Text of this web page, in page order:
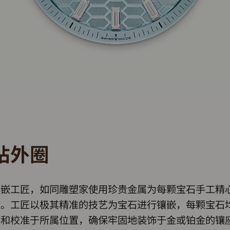
外圈
工匠，如同雕塑家使用珍贵金属为每颗宝石手工精
工匠以极其精准的技艺为宝石进行镶嵌，每颗宝石
校准于所属位置，确保牢固地装饰于金或铂金的镶